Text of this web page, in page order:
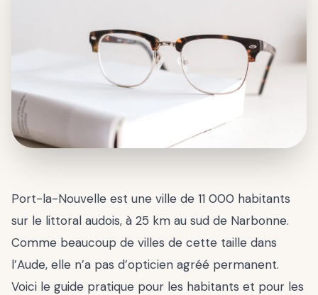
Port-la-Nouvelle est une ville de 11 000 habitants
sur le littoral audois, à 25 km au sud de Narbonne.
Comme beaucoup de villes de cette taille dans
l’Aude, elle n’a pas d’opticien agréé permanent.
Voici le guide pratique pour les habitants et pour les